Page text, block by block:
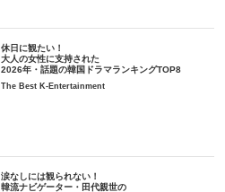
休日に観たい！
大人の女性に支持された
2026年・話題の韓国ドラマランキングTOP8
The Best K-Entertainment
涙なしには観られない！
韓流ナビゲーター・田代親世の